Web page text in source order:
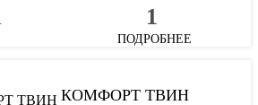
1
ПОДРОБНЕЕ
КОМФОРТ ТВИН